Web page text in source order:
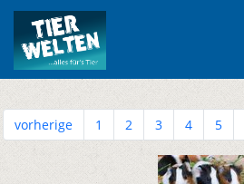
vorherige 1 2 3 4 5